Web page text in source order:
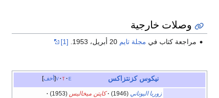
وصلات خارجية
مراجعة كتاب في مجلة تايم 20 أبريل، 1953. [1]
أخف v t e نيكوس كزنتزاكس
زوربا اليوناني (1946) كاپتن ميخاليس (1953)